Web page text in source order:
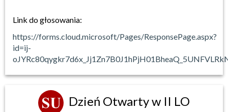
Link do głosowania:
https://forms.cloud.microsoft/Pages/ResponsePage.aspx?
id=ij-
Dzień Otwarty w II LO